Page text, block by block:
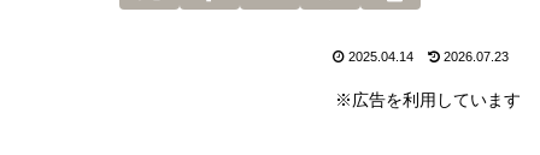
2025.04.14 2026.07.23
※広告を利用しています